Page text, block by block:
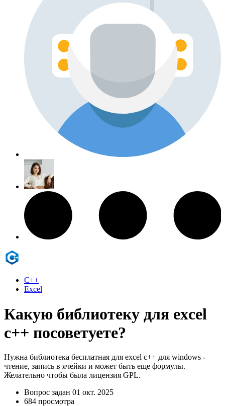
C++
Excel
Какую библиотеку для excel
c++ посоветуете?
Нужна библиотека бесплатная для excel c++ для windows -
чтение, запись в ячейки и может быть еще формулы.
Желательно чтобы была лицензия GPL.
Вопрос задан 01 окт. 2025
684 просмотра